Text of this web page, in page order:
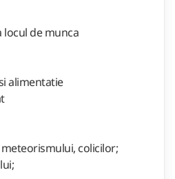
locul de munca
alimentatie
colicilor;